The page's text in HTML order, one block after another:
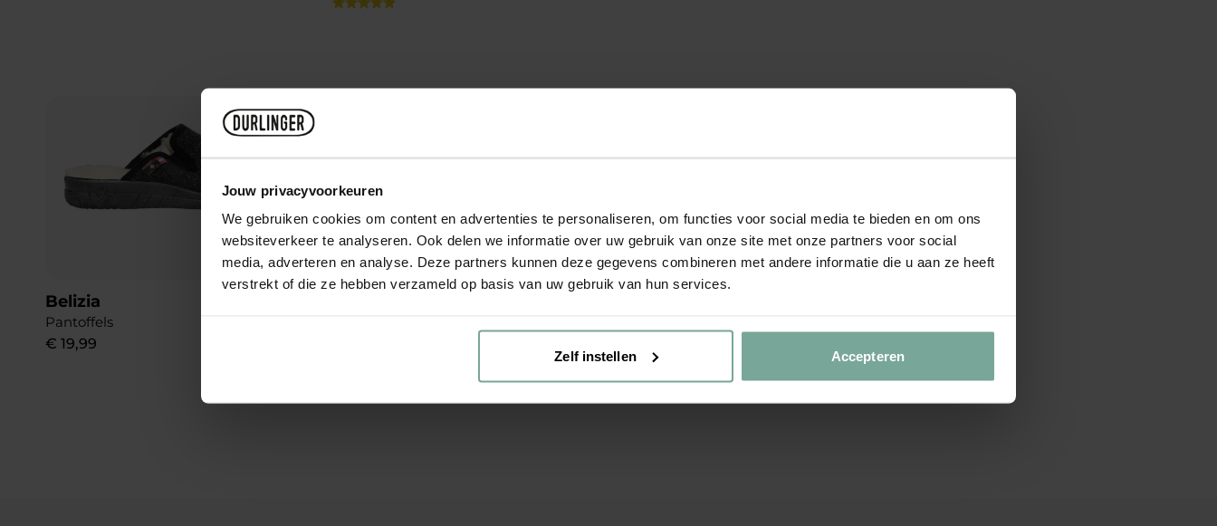
Jouw privacyvoorkeuren
We gebruiken cookies om content en advertenties te personaliseren, om functies voor social media te bieden en om ons
websiteverkeer te analyseren. Ook delen we informatie over uw gebruik van onze site met onze partners voor social
media, adverteren en analyse. Deze partners kunnen deze gegevens combineren met andere informatie die u aan ze heeft
verstrekt of die ze hebben verzameld op basis van uw gebruik van hun services.
Zelf instellen Accepteren
Add to Wishlist
Belizia
Pantoffels
€ 19,99